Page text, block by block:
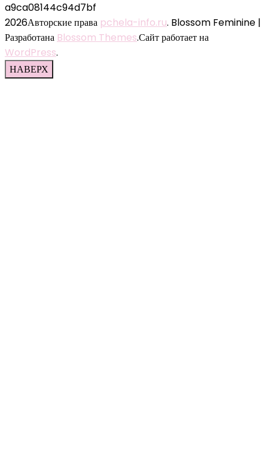
a9ca08144c94d7bf
2026Авторские права pchela-info.ru. Blossom Feminine |
Разработана Blossom Themes.Сайт работает на
WordPress.
НАВЕРХ